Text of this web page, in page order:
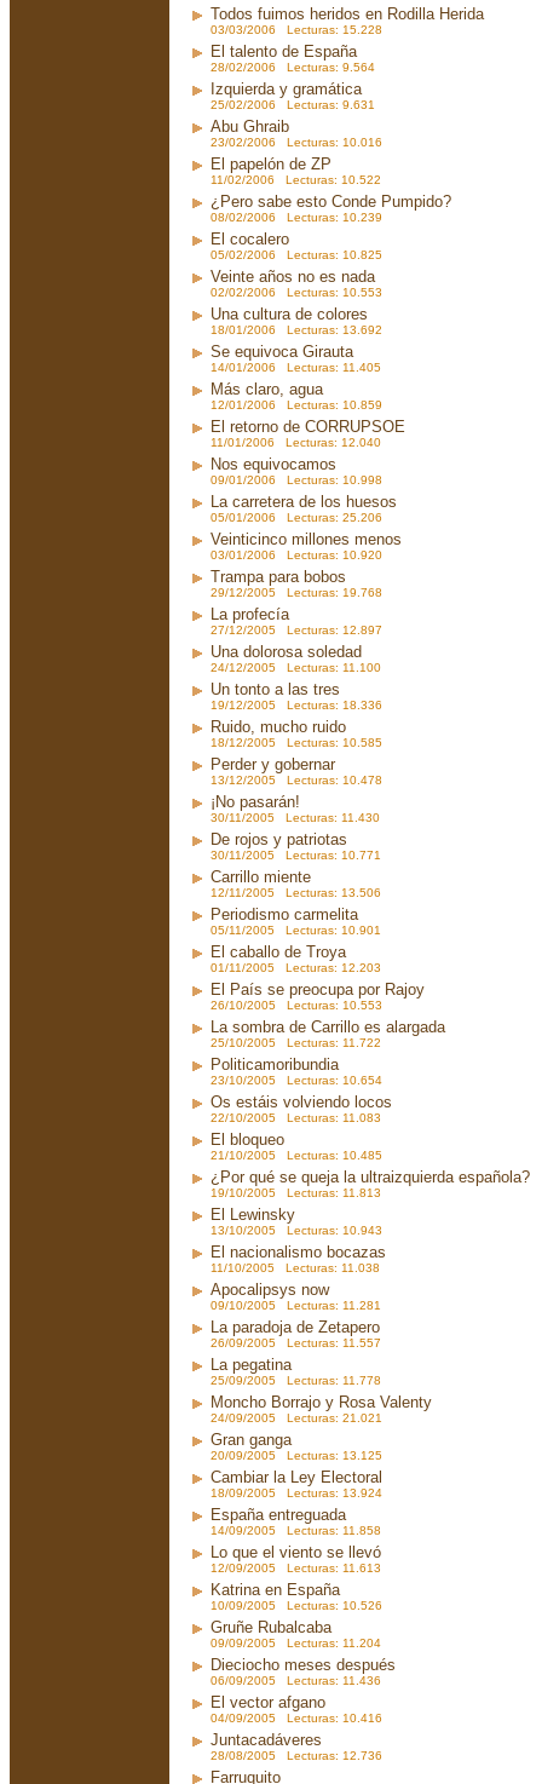
Todos fuimos heridos en Rodilla Herida
03/03/2006 Lecturas: 15.228
El talento de España
28/02/2006 Lecturas: 9.564
Izquierda y gramática
25/02/2006 Lecturas: 9.631
Abu Ghraib
23/02/2006 Lecturas: 10.016
El papelón de ZP
11/02/2006 Lecturas: 10.522
¿Pero sabe esto Conde Pumpido?
08/02/2006 Lecturas: 10.239
El cocalero
05/02/2006 Lecturas: 10.825
Veinte años no es nada
02/02/2006 Lecturas: 10.553
Una cultura de colores
18/01/2006 Lecturas: 13.692
Se equivoca Girauta
14/01/2006 Lecturas: 11.405
Más claro, agua
12/01/2006 Lecturas: 10.859
El retorno de CORRUPSOE
11/01/2006 Lecturas: 12.040
Nos equivocamos
09/01/2006 Lecturas: 10.998
La carretera de los huesos
05/01/2006 Lecturas: 25.206
Veinticinco millones menos
03/01/2006 Lecturas: 10.920
Trampa para bobos
29/12/2005 Lecturas: 19.768
La profecía
27/12/2005 Lecturas: 12.897
Una dolorosa soledad
24/12/2005 Lecturas: 11.100
Un tonto a las tres
19/12/2005 Lecturas: 18.336
Ruido, mucho ruido
18/12/2005 Lecturas: 10.585
Perder y gobernar
13/12/2005 Lecturas: 10.478
¡No pasarán!
30/11/2005 Lecturas: 11.430
De rojos y patriotas
30/11/2005 Lecturas: 10.771
Carrillo miente
12/11/2005 Lecturas: 13.506
Periodismo carmelita
05/11/2005 Lecturas: 10.901
El caballo de Troya
01/11/2005 Lecturas: 12.203
El País se preocupa por Rajoy
26/10/2005 Lecturas: 10.553
La sombra de Carrillo es alargada
25/10/2005 Lecturas: 11.722
Politicamoribundia
23/10/2005 Lecturas: 10.654
Os estáis volviendo locos
22/10/2005 Lecturas: 11.083
El bloqueo
21/10/2005 Lecturas: 10.485
¿Por qué se queja la ultraizquierda española?
19/10/2005 Lecturas: 11.813
El Lewinsky
13/10/2005 Lecturas: 10.943
El nacionalismo bocazas
11/10/2005 Lecturas: 11.038
Apocalipsys now
09/10/2005 Lecturas: 11.281
La paradoja de Zetapero
26/09/2005 Lecturas: 11.557
La pegatina
25/09/2005 Lecturas: 11.778
Moncho Borrajo y Rosa Valenty
24/09/2005 Lecturas: 21.021
Gran ganga
20/09/2005 Lecturas: 13.125
Cambiar la Ley Electoral
18/09/2005 Lecturas: 13.924
España entreguada
14/09/2005 Lecturas: 11.858
Lo que el viento se llevó
12/09/2005 Lecturas: 11.613
Katrina en España
10/09/2005 Lecturas: 10.526
Gruñe Rubalcaba
09/09/2005 Lecturas: 11.204
Dieciocho meses después
06/09/2005 Lecturas: 11.436
El vector afgano
04/09/2005 Lecturas: 10.416
Juntacadáveres
28/08/2005 Lecturas: 12.736
Farruquito